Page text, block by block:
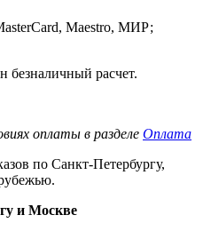
Maestro, МИР;
безналичный расчет.
оплаты в разделе Оплата
по Санкт-Петербургу,
и Москве